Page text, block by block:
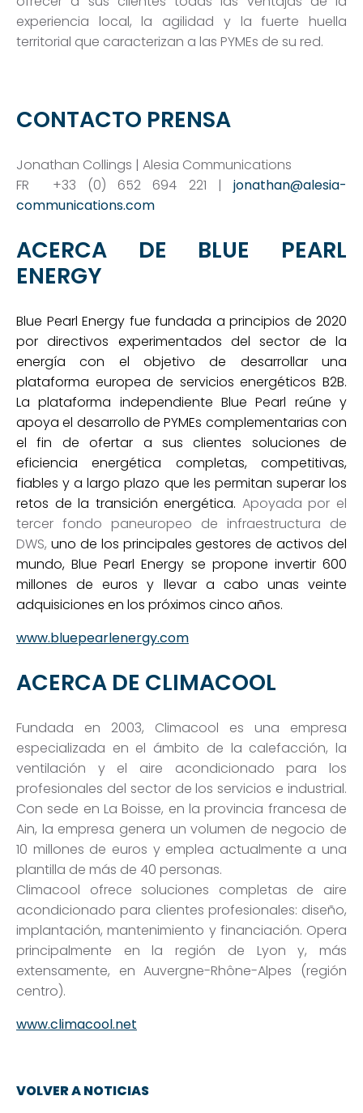
experiencia local, la agilidad y la fuerte huella
territorial que caracterizan a las PYMEs de su red.
CONTACTO PRENSA
Jonathan Collings | Alesia Communications
FR
+33 (0) 652 694 221 | jonathan@alesia-
communications.com
ACERCA DE BLUE PEARL
ENERGY
Blue Pearl Energy fue fundada a principios de 2020
por directivos experimentados del sector de la
energía con el objetivo de desarrollar una
plataforma europea de servicios energéticos B2B.
La plataforma independiente Blue Pearl reúne y
apoya el desarrollo de PYMEs complementarias con
el fin de ofertar a sus clientes soluciones de
eficiencia energética completas, competitivas,
fiables y a largo plazo que les permitan superar los
retos de la transición energética. Apoyada por el
tercer fondo paneuropeo de infraestructura de
DWS, uno de los principales gestores de activos del
mundo, Blue Pearl Energy se propone invertir 600
millones de euros y llevar a cabo unas veinte
adquisiciones en los próximos cinco años.
www.bluepearlenergy.com
ACERCA DE CLIMACOOL
Fundada en 2003, Climacool es una empresa
especializada en el ámbito de la calefacción, la
ventilación y el aire acondicionado para los
profesionales del sector de los servicios e industrial.
Con sede en La Boisse, en la provincia francesa de
Ain, la empresa genera un volumen de negocio de
10 millones de euros y emplea actualmente a una
plantilla de más de 40 personas.
Climacool ofrece soluciones completas de aire
acondicionado para clientes profesionales: diseño,
implantación, mantenimiento y financiación. Opera
principalmente en la región de Lyon y, más
extensamente, en Auvergne-Rhône-Alpes (región
centro).
www.climacool.net
VOLVER A NOTICIAS